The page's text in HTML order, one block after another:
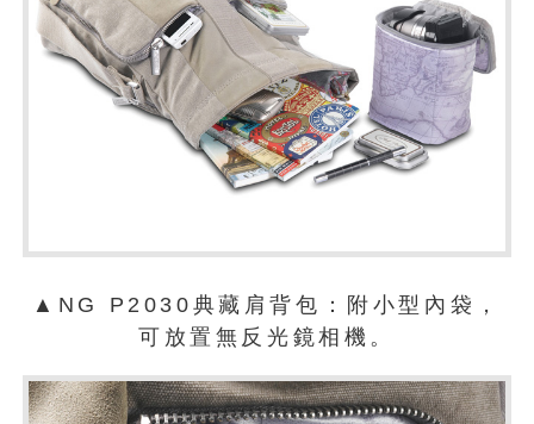
▲NG P2030典藏肩背包：附小型內袋，
可放置無反光鏡相機。